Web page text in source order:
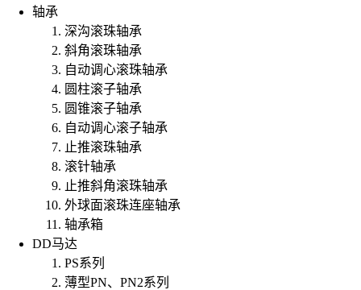
轴承
深沟滚珠轴承
斜角滚珠轴承
自动调心滚珠轴承
圆柱滚子轴承
圆锥滚子轴承
自动调心滚子轴承
止推滚珠轴承
滚针轴承
止推斜角滚珠轴承
外球面滚珠连座轴承
轴承箱
DD马达
PS系列
薄型PN、PN2系列